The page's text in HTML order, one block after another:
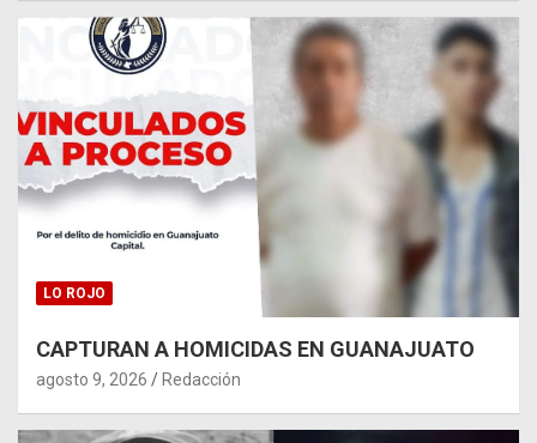
LO ROJO
CAPTURAN A HOMICIDAS EN GUANAJUATO
agosto 9, 2026 Redacción